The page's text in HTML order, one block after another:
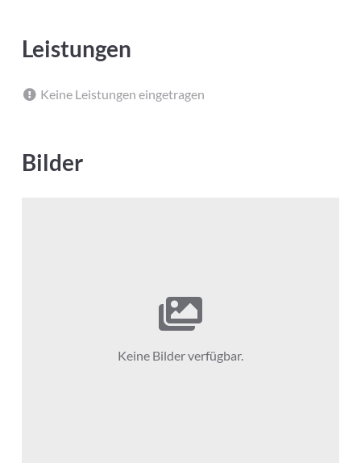
Leistungen
Keine Leistungen eingetragen
Bilder
Keine Bilder verfügbar.